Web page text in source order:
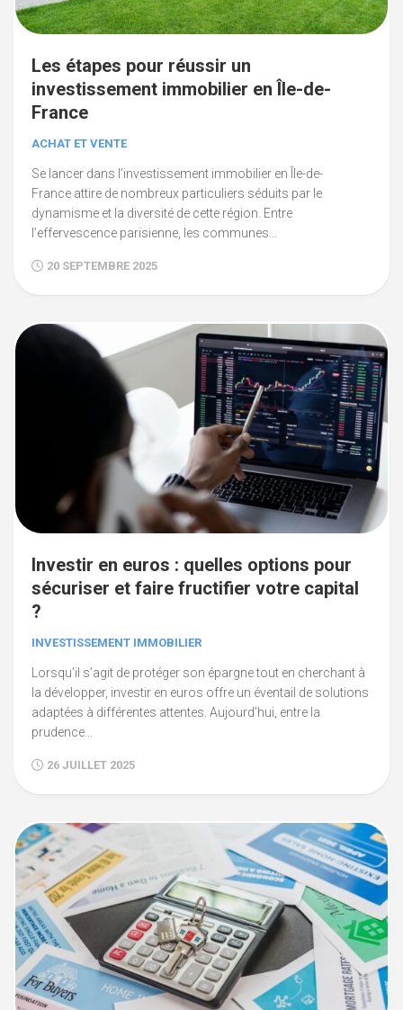
Les étapes pour réussir un
investissement immobilier en Île-de-
France
ACHAT ET VENTE
Se lancer dans l’investissement immobilier en Île-de-
France attire de nombreux particuliers séduits par le
dynamisme et la diversité de cette région. Entre
l’effervescence parisienne, les communes...
20 SEPTEMBRE 2025
Investir en euros : quelles options pour
sécuriser et faire fructifier votre capital
?
INVESTISSEMENT IMMOBILIER
Lorsqu’il s’agit de protéger son épargne tout en cherchant à
la développer, investir en euros offre un éventail de solutions
adaptées à différentes attentes. Aujourd’hui, entre la
prudence...
26 JUILLET 2025